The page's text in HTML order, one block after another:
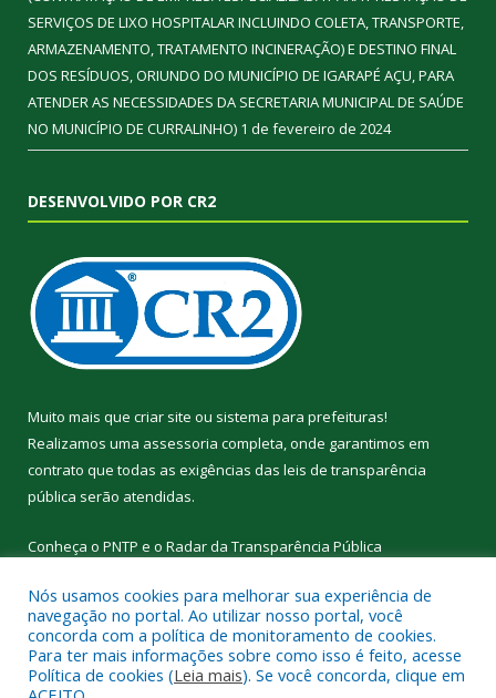
SERVIÇOS DE LIXO HOSPITALAR INCLUINDO COLETA, TRANSPORTE,
ARMAZENAMENTO, TRATAMENTO INCINERAÇÃO) E DESTINO FINAL
DOS RESÍDUOS, ORIUNDO DO MUNICÍPIO DE IGARAPÉ AÇU, PARA
ATENDER AS NECESSIDADES DA SECRETARIA MUNICIPAL DE SAÚDE
NO MUNICÍPIO DE CURRALINHO) 1 de fevereiro de 2024
DESENVOLVIDO POR CR2
Muito mais que criar site ou sistema para prefeituras!
Realizamos uma assessoria completa, onde garantimos em
contrato que todas as exigências das leis de transparência
pública serão atendidas.
Conheça o PNTP e o Radar da Transparência Pública
Todos os direitos reservados a Prefeitura Municipal de
Curralinho.
Nós usamos cookies para melhorar sua experiência de
navegação no portal. Ao utilizar nosso portal, você
concorda com a política de monitoramento de cookies.
Para ter mais informações sobre como isso é feito, acesse
Política de cookies (Leia mais). Se você concorda, clique em